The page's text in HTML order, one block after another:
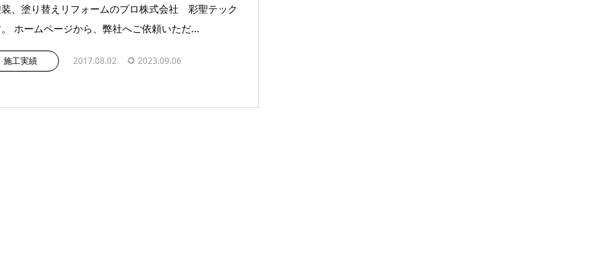
、塗り替えリフォームのプロ株式会社 彩聖テック
ホームページから、弊社へご依頼いただ...
施工実績 2017.08.02 2023.09.06